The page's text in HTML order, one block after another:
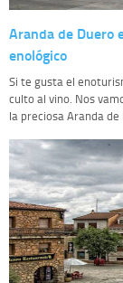
Aranda de Duero
enológico
Si te gusta el
culto al vino. Nos
la preciosa Aranda de